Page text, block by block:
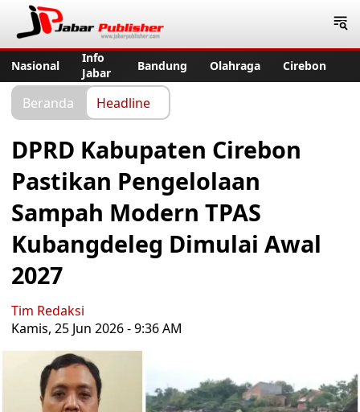
Nasional
Info
Jabar
Bandung Olahraga Cirebon
Beranda Headline
DPRD Kabupaten Cirebon
Pastikan Pengelolaan
Sampah Modern TPAS
Kubangdeleg Dimulai Awal
2027
Tim Redaksi
Kamis, 25 Jun 2026 - 9:36 AM